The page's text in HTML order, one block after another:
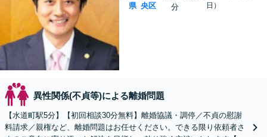
県 央区
分
日）
異性関係(不貞等)による離婚問題
【水道町駅5分】【初回相談30分無料】離婚協議・調停／不貞の慰謝
料請求／親権など、離婚問題はお任せください。できる限り依頼者さ